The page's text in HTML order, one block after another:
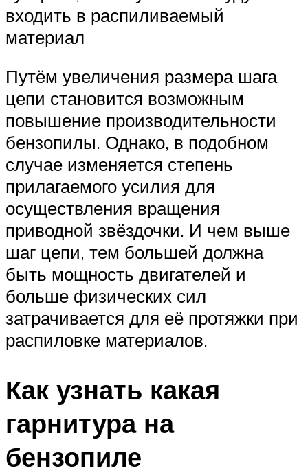
входить в распиливаемый
материал
Путём увеличения размера шага
цепи становится возможным
повышение производительности
бензопилы. Однако, в подобном
случае изменяется степень
прилагаемого усилия для
осуществления вращения
приводной звёздочки. И чем выше
шаг цепи, тем большей должна
быть мощность двигателей и
больше физических сил
затрачивается для её протяжки при
распиловке материалов.
Как узнать какая
гарнитура на
бензопиле